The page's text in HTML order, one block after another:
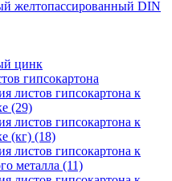
желтопассированный DIN
цинк
гипсокартона
листов гипсокартона к
(29)
листов гипсокартона к
(кг) (18)
листов гипсокартона к
металла (11)